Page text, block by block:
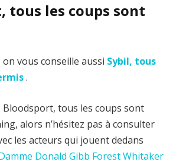
tous les coups sont
on vous conseille aussi Sybil, tous
.
Bloodsport, tous les coups sont
alors n’hésitez pas à consulter
les acteurs qui jouent dedans
Donald Gibb Forest Whitaker